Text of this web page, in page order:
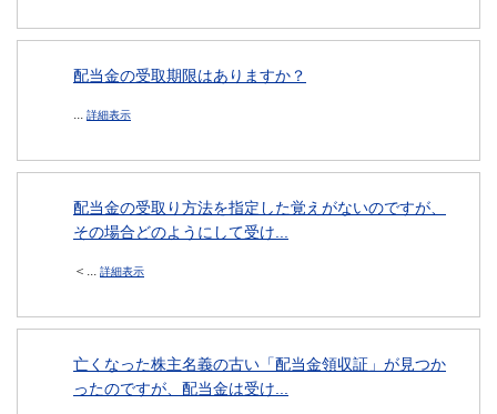
配当金の受取期限はありますか？
... 詳細表示
配当金の受取り方法を指定した覚えがないのですが、
その場合どのようにして受け...
＜... 詳細表示
亡くなった株主名義の古い「配当金領収証」が見つか
ったのですが、配当金は受け...